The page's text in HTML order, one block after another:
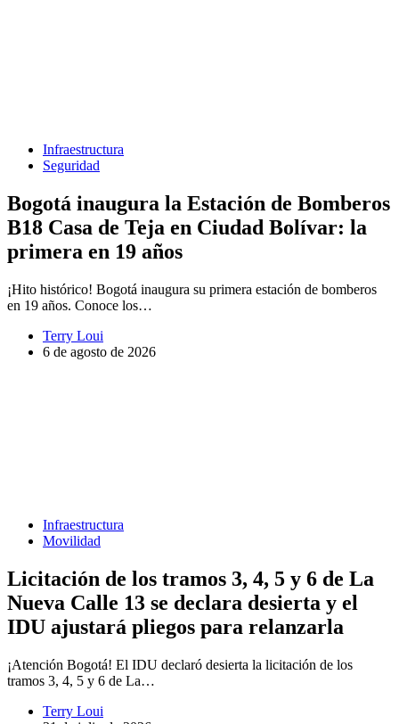
Infraestructura
Seguridad
Bogotá inaugura la Estación de Bomberos
B18 Casa de Teja en Ciudad Bolívar: la
primera en 19 años
¡Hito histórico! Bogotá inaugura su primera estación de bomberos
en 19 años. Conoce los…
Terry Loui
6 de agosto de 2026
Infraestructura
Movilidad
Licitación de los tramos 3, 4, 5 y 6 de La
Nueva Calle 13 se declara desierta y el
IDU ajustará pliegos para relanzarla
¡Atención Bogotá! El IDU declaró desierta la licitación de los
tramos 3, 4, 5 y 6 de La…
Terry Loui